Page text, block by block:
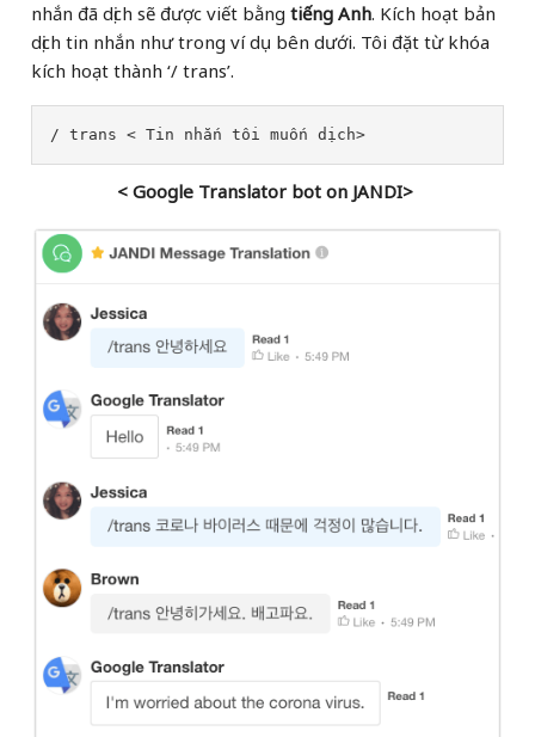
nhắn đã dịch sẽ được viết bằngtiếng Anh. Kích hoạt bản
dịch tin nhắn như trong ví dụ bên dưới. Tôi đặt từ khóa
kích hoạt thành ‘/ trans’.
/ trans < Tin nhắn tôi muốn dịch>
< Google Translator bot on JANDI>